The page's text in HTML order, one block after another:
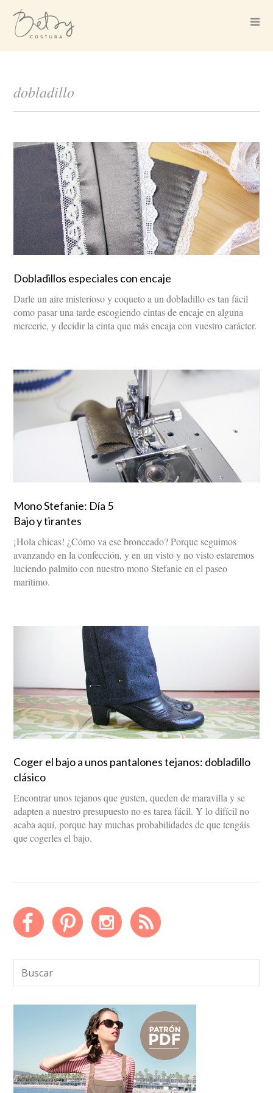
dobladillo
Dobladillos especiales con encaje
Darle un aire misterioso y coqueto a un dobladillo es tan fácil
como pasar una tarde escogiendo cintas de encaje en alguna
mercerie, y decidir la cinta que más encaja con vuestro carácter.
Mono Stefanie: Día 5
Bajo y tirantes
¡Hola chicas! ¿Cómo va ese bronceado? Porque seguimos
avanzando en la confección, y en un visto y no visto estaremos
luciendo palmito con nuestro mono Stefanie en el paseo
marítimo.
Coger el bajo a unos pantalones tejanos: dobladillo
clásico
Encontrar unos tejanos que gusten, queden de maravilla y se
adapten a nuestro presupuesto no es tarea fácil. Y lo difícil no
acaba aquí, porque hay muchas probabilidades de que tengáis
que cogerles el bajo.